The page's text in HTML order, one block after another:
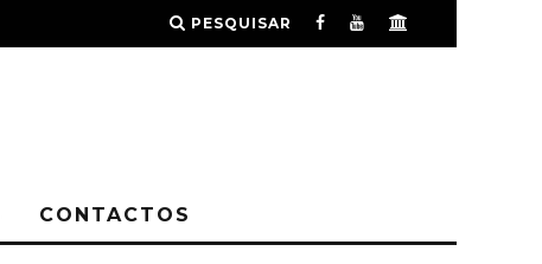
PESQUISAR
CONTACTOS